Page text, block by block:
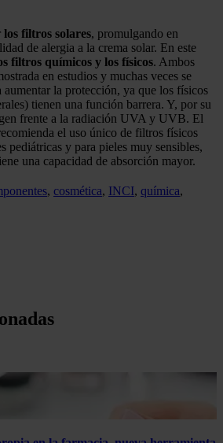
los filtros solares, promulgando en
de alergia a la crema solar. En este
filtros químicos y los físicos. Ambos
en estudios y muchas veces se
aumentar la protección, ya que los físicos
tienen una función barrera. Y, por su
frente a la radiación UVA y UVB. El
el uso único de filtros físicos
pediátricas y para pieles muy sensibles,
una capacidad de absorción mayor.
, cosmética, INCI, química,